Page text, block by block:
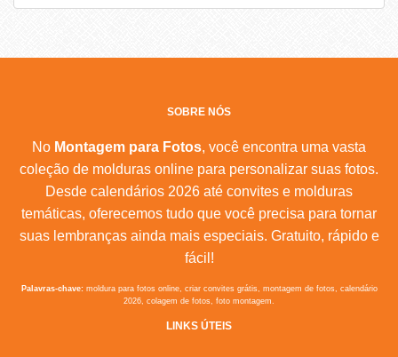
SOBRE NÓS
No Montagem para Fotos, você encontra uma vasta
coleção de molduras online para personalizar suas fotos.
Desde calendários 2026 até convites e molduras
temáticas, oferecemos tudo que você precisa para tornar
suas lembranças ainda mais especiais. Gratuito, rápido e
fácil!
Palavras-chave:moldura para fotos online, criar convites grátis, montagem de fotos, calendário
2026, colagem de fotos, foto montagem.
LINKS ÚTEIS